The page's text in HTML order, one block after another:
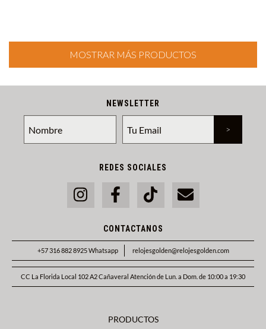
MOSTRAR MÁS PRODUCTOS
NEWSLETTER
REDES SOCIALES
CONTACTANOS
+57 316 882 8925 Whatsapp relojesgolden@relojesgolden.com
CC La Florida Local 102 A2 Cañaveral Atención de Lun. a Dom. de 10:00 a 19:30
PRODUCTOS